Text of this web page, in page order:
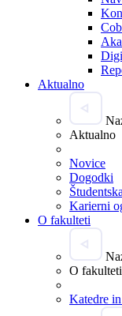
Aktualno
Aktualno
Novice
Dogodki
Karierni
O fakulteti
O fakulteti
Katedre